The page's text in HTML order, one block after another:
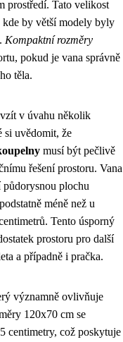
prostředí. Tato velikost
by větší modely byly
Kompaktní rozměry
pokud je vana správně
těla.
v úvahu několik
si uvědomit, že
musí být pečlivě
řešení prostoru. Vana
plochu
méně než u
Tento úsporný
prostoru pro další
a případně i pračka.
významně ovlivňuje
120x70 cm se
centimetry, což poskytuje